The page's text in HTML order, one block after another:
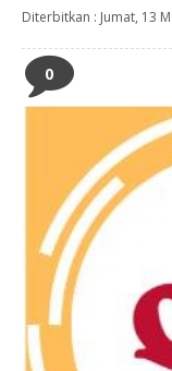
Diterbitkan : Jumat, 13
0